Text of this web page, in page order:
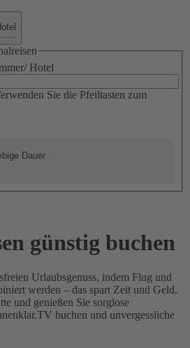
Hotel
Sie die Pfeiltasten zum
Dauer
günstig buchen
Urlaubsgenuss, indem Flug und
werden – das spart Zeit und Geld.
und genießen Sie sorglose
buchen und unvergessliche